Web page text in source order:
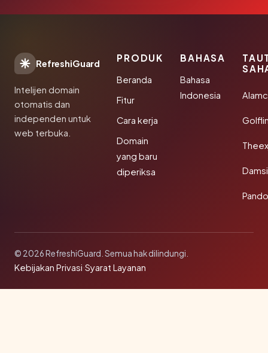
RefreshiGuard
Intelijen domain
otomatis dan
independen untuk
web terbuka.
PRODUK
Beranda
Fitur
Cara kerja
Domain
yang baru
diperiksa
BAHASA
Bahasa
Indonesia
© 2026 RefreshiGuard. Semua hak dilindungi.
Kebijakan Privasi·Syarat Layanan